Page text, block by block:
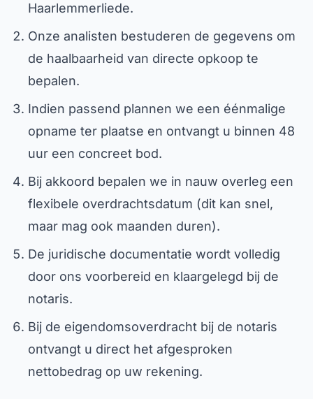
Haarlemmerliede.
Onze analisten bestuderen de gegevens om
de haalbaarheid van directe opkoop te
bepalen.
Indien passend plannen we een éénmalige
opname ter plaatse en ontvangt u binnen 48
uur een concreet bod.
Bij akkoord bepalen we in nauw overleg een
flexibele overdrachtsdatum (dit kan snel,
maar mag ook maanden duren).
De juridische documentatie wordt volledig
door ons voorbereid en klaargelegd bij de
notaris.
Bij de eigendomsoverdracht bij de notaris
ontvangt u direct het afgesproken
nettobedrag op uw rekening.